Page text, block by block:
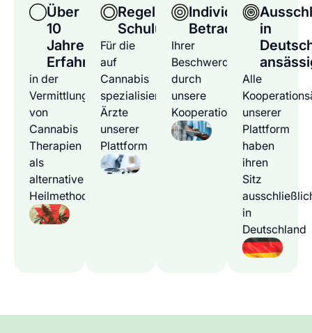
Über
10
Jahre
Erfahrung
in der
Vermittlung
von
Cannabis
Therapien
als
alternative
Heilmethode
Regelmäßige
Schulungen
Für die
auf
Cannabis
spezialisierten
Ärzte
unserer
Plattform
Individuelle
Betrachtung
Ihrer
Beschwerden
durch
unsere
Kooperationsärzte
in
Alle
unserer
Plattform
haben
ihren
Sitz
in
Deutschland